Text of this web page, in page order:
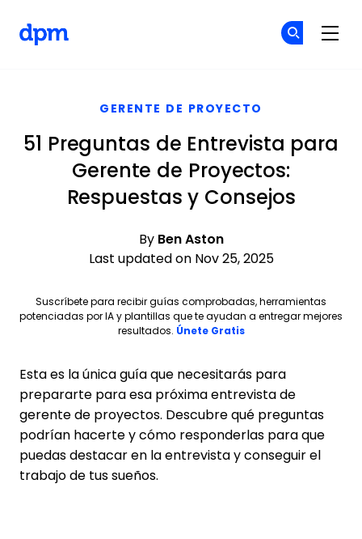
GERENTE DE PROYECTO
51 Preguntas de Entrevista para
Gerente de Proyectos:
Respuestas y Consejos
By Ben Aston
Last updated on Nov 25, 2025
Suscríbete para recibir guías comprobadas, herramientas
potenciadas por IA y plantillas que te ayudan a entregar mejores
resultados. Únete GratisOpens new window
Esta es la única guía que necesitarás para
prepararte para esa próxima entrevista de
gerente de proyectos. Descubre qué preguntas
podrían hacerte y cómo responderlas para que
puedas destacar en la entrevista y conseguir el
trabajo de tus sueños.